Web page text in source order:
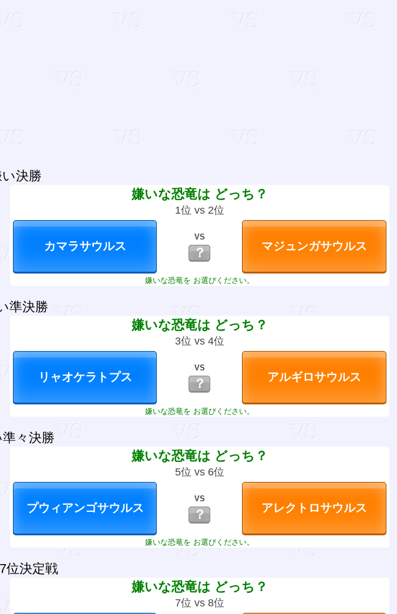
決勝
嫌いな恐竜は どっち？
1位 vs 2位
VS
？
嫌いな恐竜を お選びください。
準決勝
嫌いな恐竜は どっち？
3位 vs 4位
VS
？
嫌いな恐竜を お選びください。
々決勝
嫌いな恐竜は どっち？
5位 vs 6位
VS
？
嫌いな恐竜を お選びください。
位決定戦
嫌いな恐竜は どっち？
7位 vs 8位